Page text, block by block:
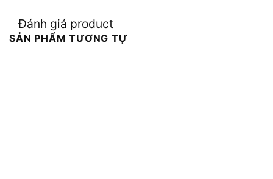
Đánh giá product
SẢN PHẨM TƯƠNG TỰ